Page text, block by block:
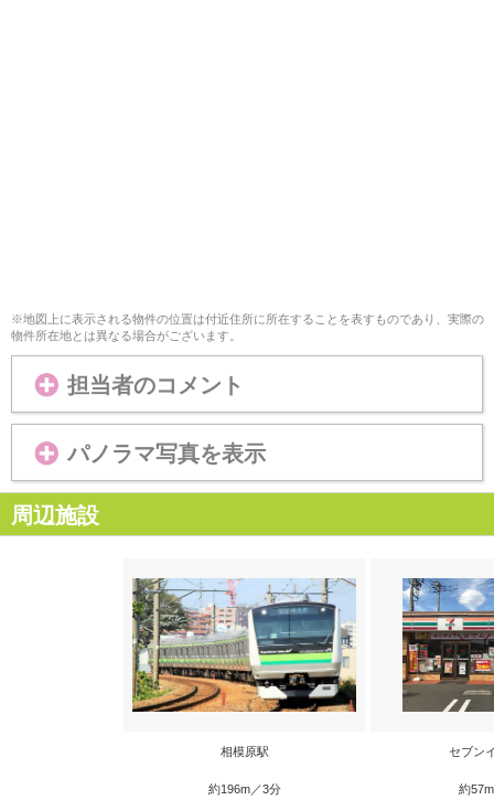
※地図上に表示される物件の位置は付近住所に所在することを表すものであり、実際の
物件所在地とは異なる場合がございます。
担当者のコメント
パノラマ写真を表示
周辺施設
相模原駅
約196m／3分
セブン
約